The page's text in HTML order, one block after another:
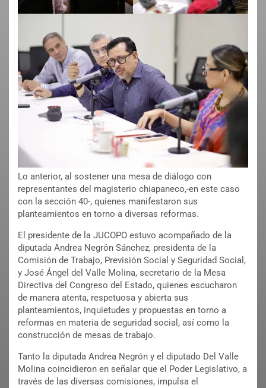
Lo anterior, al sostener una mesa de diálogo con
representantes del magisterio chiapaneco,-en este caso
con la sección 40-, quienes manifestaron sus
planteamientos en torno a diversas reformas.
El presidente de la JUCOPO estuvo acompañado de la
diputada Andrea Negrón Sánchez, presidenta de la
Comisión de Trabajo, Previsión Social y Seguridad Social,
y José Ángel del Valle Molina, secretario de la Mesa
Directiva del Congreso del Estado, quienes escucharon
de manera atenta, respetuosa y abierta sus
planteamientos, inquietudes y propuestas en torno a
reformas en materia de seguridad social, así como la
construcción de mesas de trabajo.
Tanto la diputada Andrea Negrón y el diputado Del Valle
Molina coincidieron en señalar que el Poder Legislativo, a
través de las diversas comisiones, impulsa el